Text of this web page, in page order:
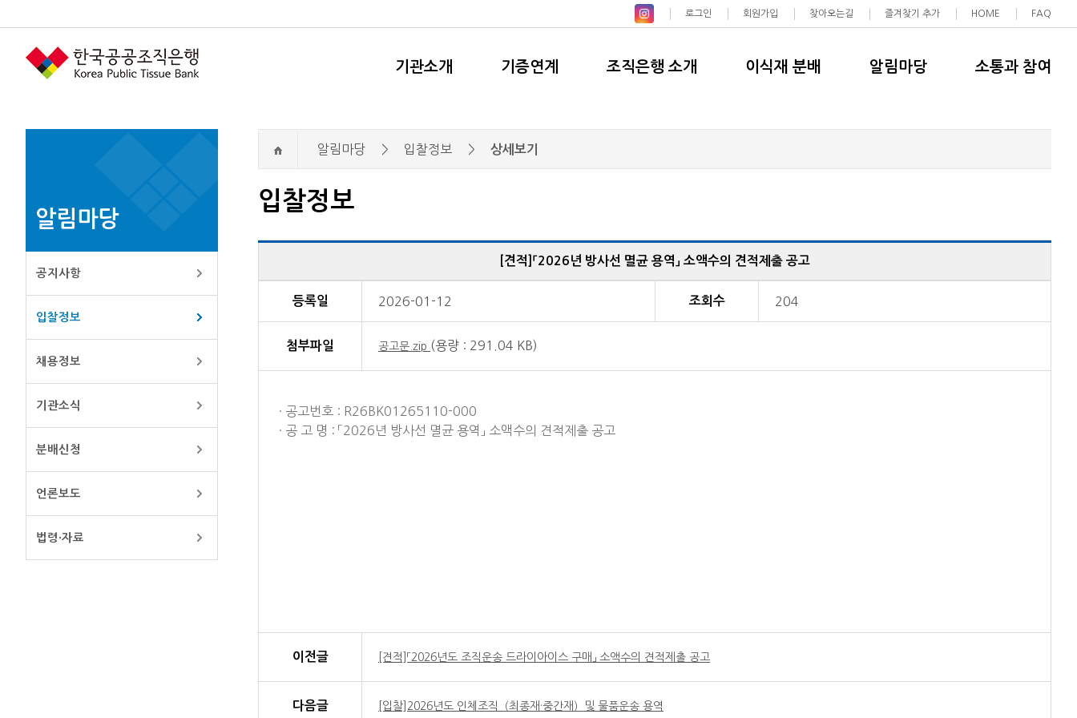
로그인 회원가입 찾아오는길 즐겨찾기 추가 HOME FAQ
기관소개 기증연계 조직은행 소개 이식재 분배 알림마당 소통과 참여
알림마당
공지사항
입찰정보
채용정보
기관소식
분배신청
언론보도
법령·자료
알림마당 > 입찰정보 > 상세보기
입찰정보
[견적]「2026년 방사선 멸균 용역」 소액수의 견적제출 공고
등록일 2026-01-12 조회수 204
첨부파일 공고문.zip (용량 : 291.04 KB)
· 공고번호 : R26BK01265110-000
· 공 고 명 : 「2026년 방사선 멸균 용역」 소액수의 견적제출 공고
이전글 [견적]「2026년도 조직운송 드라이아이스 구매」 소액수의 견적제출 공고
다음글 [입찰]2026년도 인체조직（최종재·중간재）및 물품운송 용역